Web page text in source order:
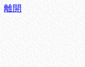
離開